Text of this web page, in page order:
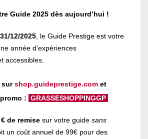
Guide 2025 dès aujourd’hui !
31/12/2025 , le Guide Prestige est votre
année d’expériences
accessibles.
surshop.guideprestige.com et
: GRASSESHOPPINGGP
de remise sur votre guide sans
un coût annuel de 99€ pour des